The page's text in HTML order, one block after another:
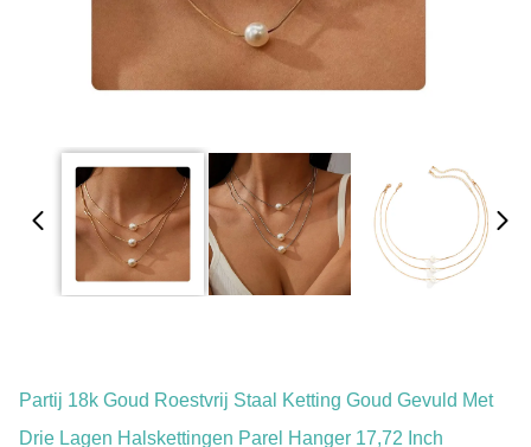
Partij 18k Goud Roestvrij Staal Ketting Goud Gevuld Met
Drie Lagen Halskettingen Parel Hanger 17,72 Inch